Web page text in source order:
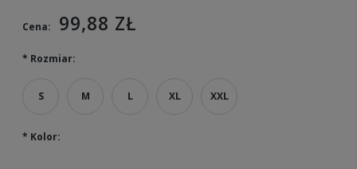
Cena: 99,88 ZŁ
* Rozmiar:
S M L XL XXL
* Kolor: